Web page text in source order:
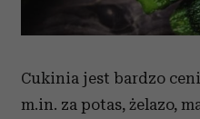
Cukinia jest bardzo
m.in. za potas, żelazo,